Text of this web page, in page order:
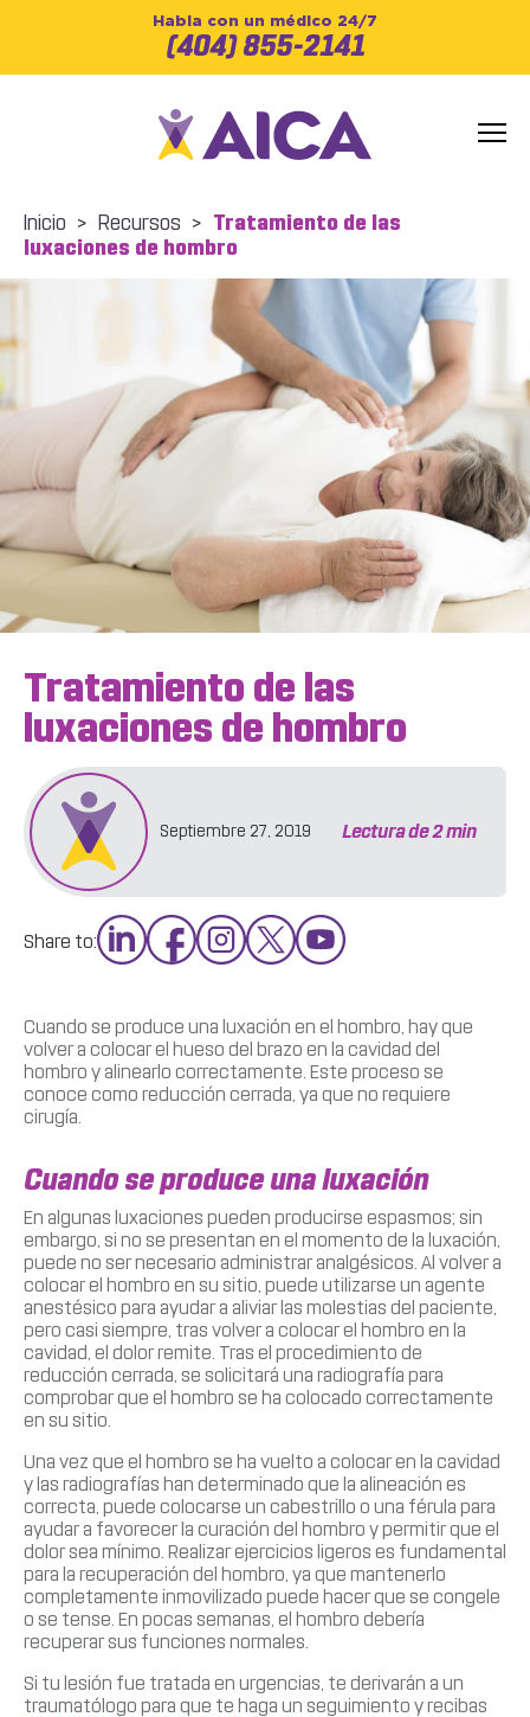
Habla con un médico 24/7
(404) 855-2141
Inicio > Recursos > Tratamiento de las
luxaciones de hombro
Tratamiento de las
luxaciones de hombro
Septiembre 27, 2019 Lectura de2min
Share to:
Cuando se produce una luxación en el hombro, hay que
volver a colocar el hueso del brazo en la cavidad del
hombro y alinearlo correctamente. Este proceso se
conoce como reducción cerrada, ya que no requiere
cirugía.
Cuando se produce una luxación
En algunas luxaciones pueden producirse espasmos; sin
embargo, si no se presentan en el momento de la luxación,
puede no ser necesario administrar analgésicos. Al volver a
colocar el hombro en su sitio, puede utilizarse un agente
anestésico para ayudar a aliviar las molestias del paciente,
pero casi siempre, tras volver a colocar el hombro en la
cavidad, el dolor remite. Tras el procedimiento de
reducción cerrada, se solicitará una radiografía para
comprobar que el hombro se ha colocado correctamente
en su sitio.
Una vez que el hombro se ha vuelto a colocar en la cavidad
y las radiografías han determinado que la alineación es
correcta, puede colocarse un cabestrillo o una férula para
ayudar a favorecer la curación del hombro y permitir que el
dolor sea mínimo. Realizar ejercicios ligeros es fundamental
para la recuperación del hombro, ya que mantenerlo
completamente inmovilizado puede hacer que se congele
o se tense. En pocas semanas, el hombro debería
recuperar sus funciones normales.
Si tu lesión fue tratada en urgencias, te derivarán a un
traumatólogo para que te haga un seguimiento y recibas